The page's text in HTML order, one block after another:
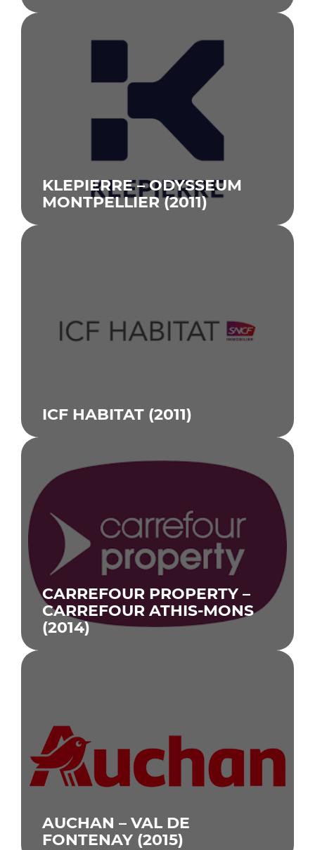
KLEPIERRE – ODYSSEUM
MONTPELLIER (2011)
ICF HABITAT (2011)
CARREFOUR PROPERTY –
CARREFOUR ATHIS-MONS
(2014)
AUCHAN – VAL DE
FONTENAY (2015)
COMMUNAUTÉ URBAINE